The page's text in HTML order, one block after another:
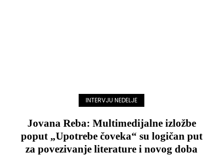
INTERVJU NEDELJE
Jovana Reba: Multimedijalne izložbe
poput „Upotrebe čoveka“ su logičan put
za povezivanje literature i novog doba